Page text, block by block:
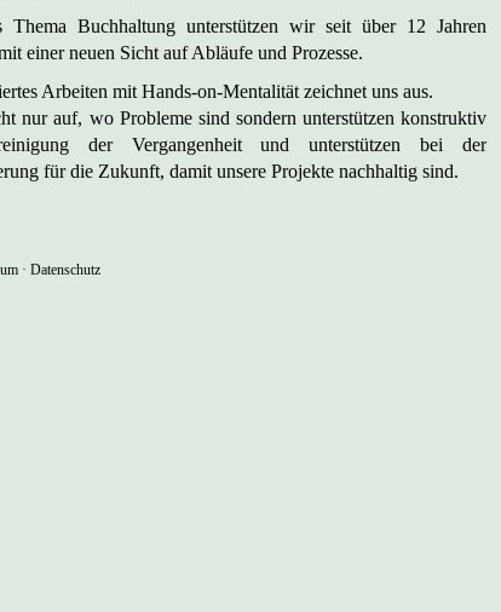
Thema Buchhaltung unterstützen wir seit über 12 Jahren
einer neuen Sicht auf Abläufe und Prozesse.
Arbeiten mit Hands-on-Mentalität zeichnet uns aus.
nur auf, wo Probleme sind sondern unterstützen konstruktiv
der Vergangenheit und unterstützen bei der
für die Zukunft, damit unsere Projekte nachhaltig sind.
·Datenschutz